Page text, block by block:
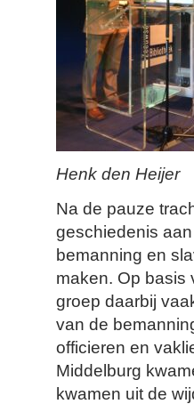
Henk den Heijer
Na de pauze
geschiedenis
bemanning en
maken. Op basis
groep daarbij
van de
officieren en
Middelburg
kwamen uit de